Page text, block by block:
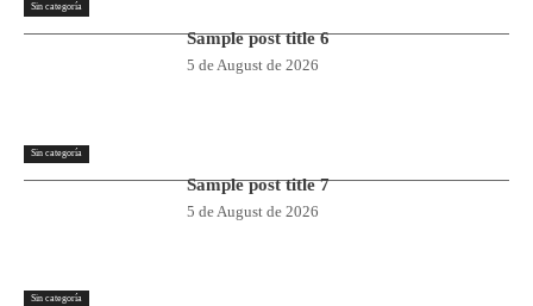
Sin categoría
Sin categoría
Sample post title 6
5 de August de 2026
Sin categoría
Sample post title 7
5 de August de 2026